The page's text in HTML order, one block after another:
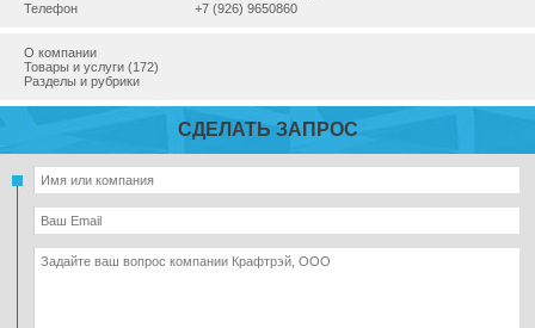
Телефон
+7 (926) 9650860
О компании
Товары и услуги (172)
Разделы и рубрики
СДЕЛАТЬ ЗАПРОС